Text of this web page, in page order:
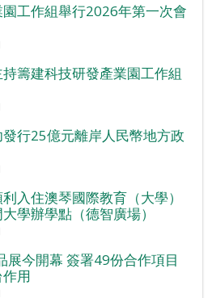
工作組舉行2026年第一次會
籌建科技研發產業園工作組
行25億元離岸人民幣地方政
入住澳琴國際教育（大學）
學辦學點（德智廣場）
展今開幕 簽署49份合作項目
用